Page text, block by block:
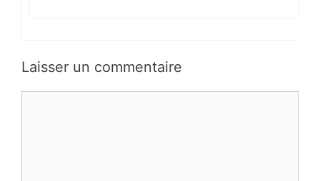
Laisser un commentaire